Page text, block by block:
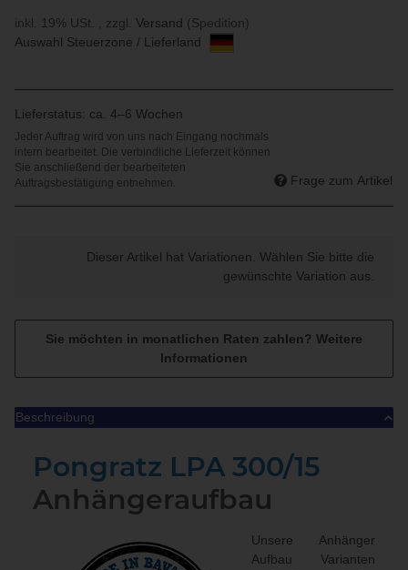
inkl. 19% USt. , zzgl. Versand (Spedition)
Auswahl Steuerzone / Lieferland
Lieferstatus: ca. 4–6 Wochen
Frage zum Artikel
Dieser Artikel hat Variationen. Wählen Sie bitte die
gewünschte Variation aus.
Sie möchten in monatlichen Raten zahlen? Weitere
Informationen
Beschreibung
Pongratz LPA 300/15
Anhängeraufbau
Unsere Anhänger
Aufbau Varianten